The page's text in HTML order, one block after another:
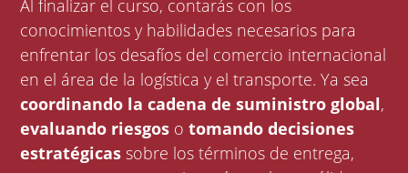
Al finalizar el curso, contarás con los
conocimientos y habilidades necesarios para
enfrentar los desafíos del comercio internacional
en el área de la logística y el transporte. Ya sea
coordinando la cadena de suministro global,
evaluando riesgos otomando decisiones
estratégicas sobre los términos de entrega,